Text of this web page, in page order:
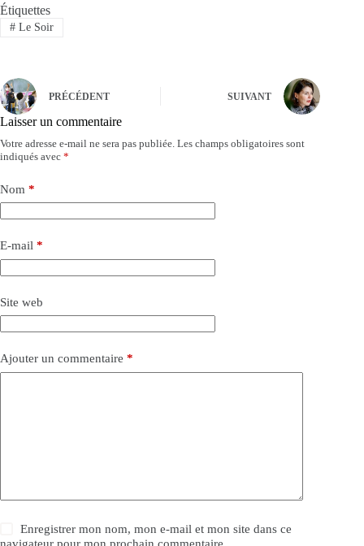
Étiquettes
#Le Soir
PRÉCÉDENT SUIVANT
Laisser un commentaire
Votre adresse e-mail ne sera pas publiée. Les champs obligatoires sont
indiqués avec *
Nom *
E-mail *
Site web
Ajouter un commentaire *
Enregistrer mon nom, mon e-mail et mon site dans ce